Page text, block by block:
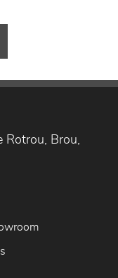
Rotrou, Brou,